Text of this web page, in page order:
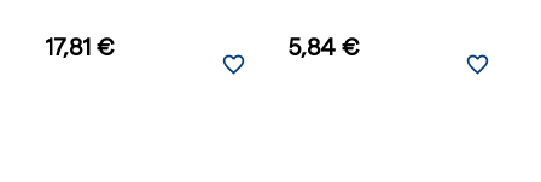
17,81 €
favorite_border
5,84 €
favorite_border